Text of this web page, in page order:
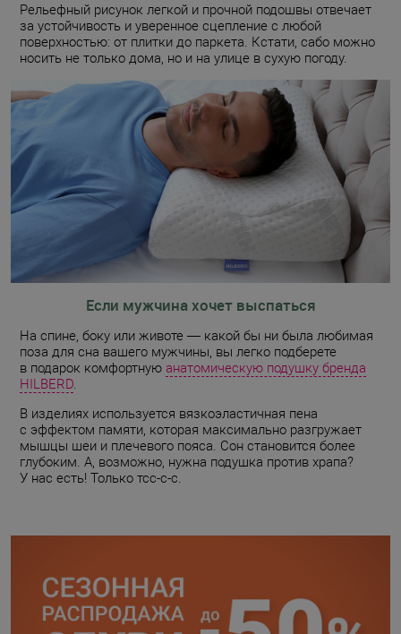
Рельефный рисунок легкой и прочной подошвы отвечает
за устойчивость и уверенное сцепление с любой
поверхностью: от плитки до паркета. Кстати, сабо можно
носить не только дома, но и на улице в сухую погоду.
Если мужчина хочет выспаться
На спине, боку или животе — какой бы ни была любимая
поза для сна вашего мужчины, вы легко подберете
в подарок комфортную анатомическую подушку бренда
HILBERD.
В изделиях используется вязкоэластичная пена
с эффектом памяти, которая максимально разгружает
мышцы шеи и плечевого пояса. Сон становится более
глубоким. А, возможно, нужна подушка против храпа?
У нас есть! Только тсс-с-с.